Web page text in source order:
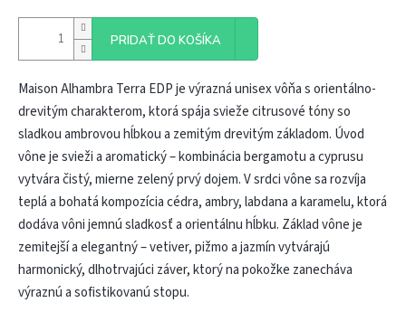
PRIDAŤ DO KOŠÍKA
Maison Alhambra Terra EDP je výrazná unisex vôňa s orientálno-
drevitým charakterom, ktorá spája svieže citrusové tóny so
sladkou ambrovou hĺbkou a zemitým drevitým základom. Úvod
vône je svieži a aromatický – kombinácia bergamotu a cyprusu
vytvára čistý, mierne zelený prvý dojem. V srdci vône sa rozvíja
teplá a bohatá kompozícia cédra, ambry, labdana a karamelu, ktorá
dodáva vôni jemnú sladkosť a orientálnu hĺbku. Základ vône je
zemitejší a elegantný – vetiver, pižmo a jazmín vytvárajú
harmonický, dlhotrvajúci záver, ktorý na pokožke zanecháva
výraznú a sofistikovanú stopu.